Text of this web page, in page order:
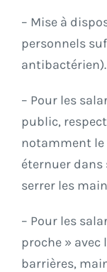
– Mise à
personnels
antibactérien).
– Pour les
public,
notamment le
éternuer dans
serrer les
– Pour les
proche » avec
barrières,